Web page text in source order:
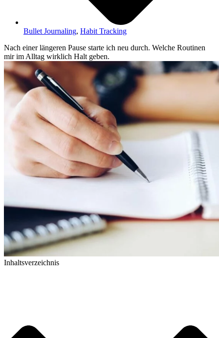
Bullet Journaling, Habit Tracking
Nach einer längeren Pause starte ich neu durch. Welche Routinen
mir im Alltag wirklich Halt geben.
Inhaltsverzeichnis